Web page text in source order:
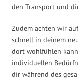
den Transport und
Zudem achten wir
schnell in deinem
dort wohlfühlen
individuellen
dir während des